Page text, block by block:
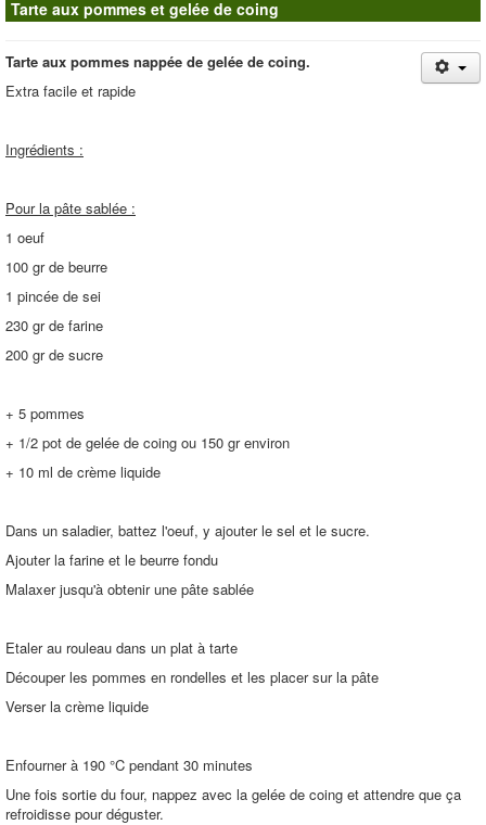
Contacts
Tarte aux pommes et gelée de coing
Tarte aux pommes nappée de gelée de coing.
Extra facile et rapide
Ingrédients :
Pour la pâte sablée :
1 oeuf
100 gr de beurre
1 pincée de sei
230 gr de farine
200 gr de sucre
+ 5 pommes
+ 1/2 pot de gelée de coing ou 150 gr environ
+ 10 ml de crème liquide
Dans un saladier, battez l'oeuf, y ajouter le sel et le sucre.
Ajouter la farine et le beurre fondu
Malaxer jusqu'à obtenir une pâte sablée
Etaler au rouleau dans un plat à tarte
Découper les pommes en rondelles et les placer sur la pâte
Verser la crème liquide
Enfourner à 190 °C pendant 30 minutes
Une fois sortie du four, nappez avec la gelée de coing et attendre que ça
refroidisse pour déguster.